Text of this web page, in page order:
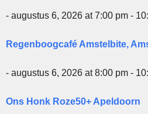
- augustus 6, 2026 at 7:00 pm -
Regenboogcafé Amstelbite,
- augustus 6, 2026 at 8:00 pm -
Ons Honk Roze50+ Apeldoorn